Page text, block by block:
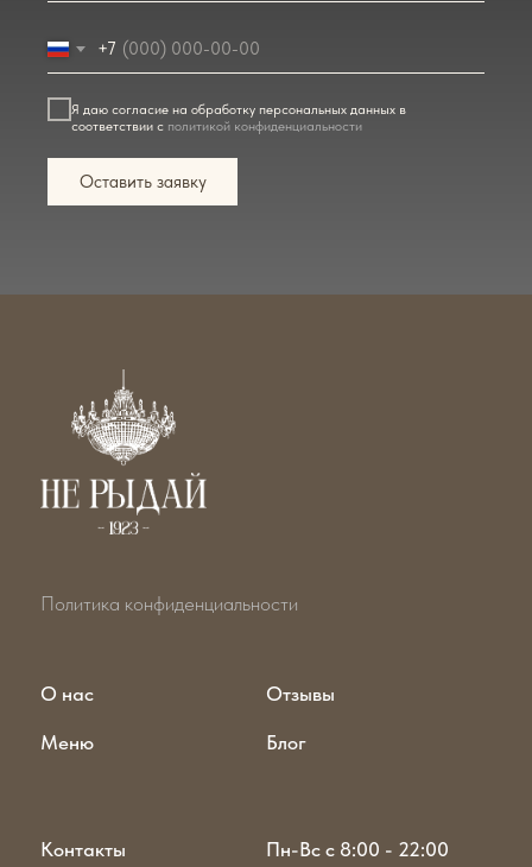
+7
Я даю согласие на обработку персональных данных в
соответствии с политикой конфиденциальности
Оставить заявку